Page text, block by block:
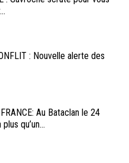
: Nouvelle alerte des
Au Bataclan le 24
qu’un...